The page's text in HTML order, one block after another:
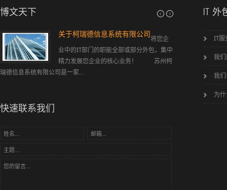
博文天下
关于柯瑞德信息系统有限公司
将您企
业中的IT部门的职能全部或部分外包，集中
精力发展您企业的核心业务！ 苏州柯
瑞德信息系统有限公司是一家...
弱电工程简介
综
快速联系我们
IT 外
IT服
我
我
为